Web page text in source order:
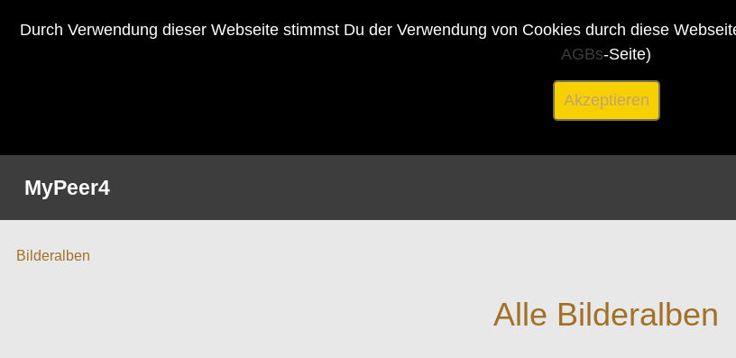
Durch Verwendung dieser Webseite stimmst Du der Verwendung von Cookies durch diese
AGBs-Seite)
Akzeptieren
MyPeer4
Bilderalben
Alle Bilderalben